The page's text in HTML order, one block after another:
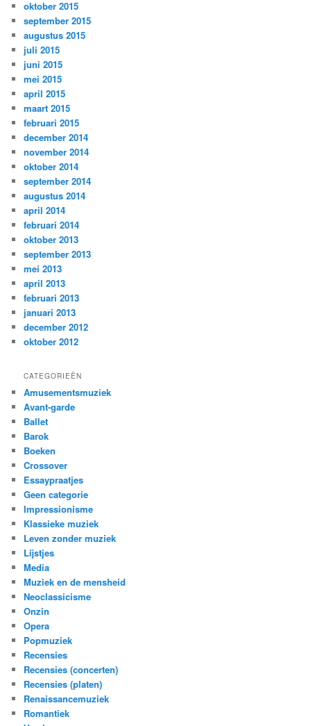
oktober 2015
september 2015
augustus 2015
juli 2015
juni 2015
mei 2015
april 2015
maart 2015
februari 2015
december 2014
november 2014
oktober 2014
september 2014
augustus 2014
april 2014
februari 2014
oktober 2013
september 2013
mei 2013
april 2013
februari 2013
januari 2013
december 2012
oktober 2012
CATEGORIEËN
Amusementsmuziek
Avant-garde
Ballet
Barok
Boeken
Crossover
Essaypraatjes
Geen categorie
Impressionisme
Klassieke muziek
Leven zonder muziek
Lijstjes
Media
Muziek en de mensheid
Neoclassicisme
Onzin
Opera
Popmuziek
Recensies
Recensies (concerten)
Recensies (platen)
Renaissancemuziek
Romantiek